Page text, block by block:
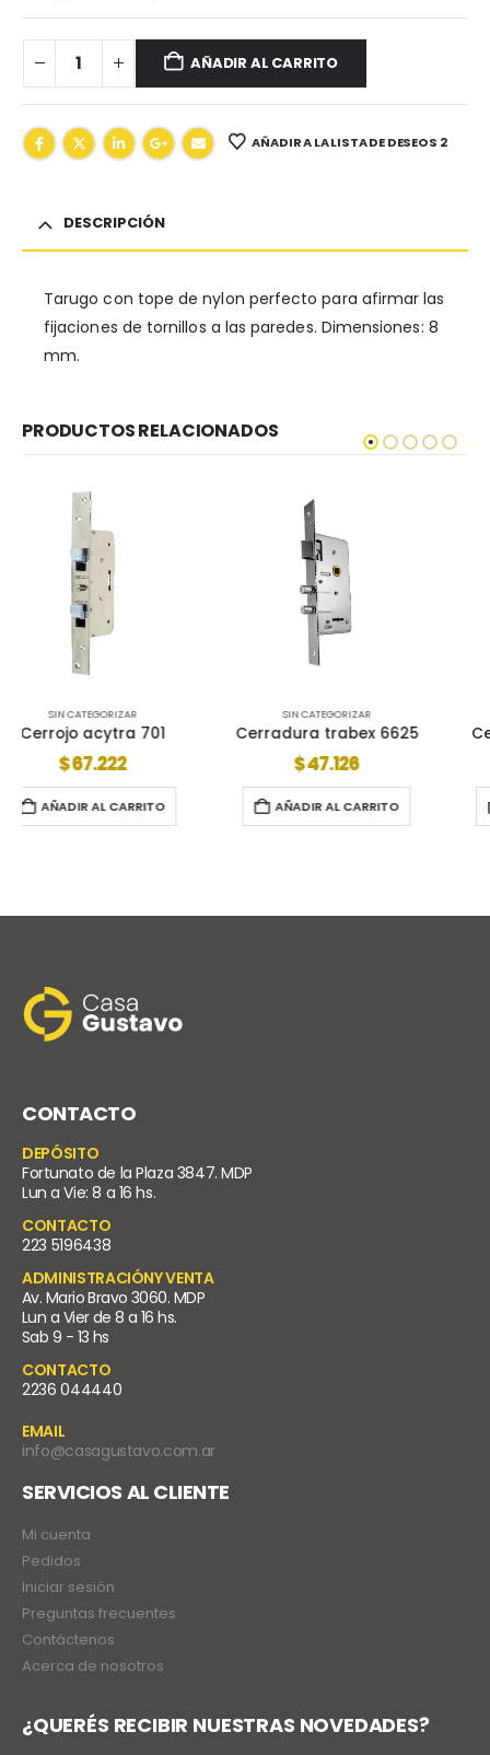
AÑADIR AL CARRITO
AÑADIR A LA LISTA DE DESEOS 2
DESCRIPCIÓN
Tarugo con tope de nylon perfecto para afirmar las
fijaciones de tornillos a las paredes. Dimensiones: 8
mm.
PRODUCTOS RELACIONADOS
SIN CATEGORIZAR
Cerradura trabex 6625
$47.126
AÑADIR AL CARRITO
SIN CATEGORIZAR
Cerradura candex 103
$7.509
AÑADIR AL CARRITO
CONTACTO
DEPÓSITO
Fortunato de la Plaza 3847. MDP
Lun a Vie: 8 a 16 hs.
CONTACTO
223 5196438
ADMINISTRACIÓNY VENTA
Av. Mario Bravo 3060. MDP
Lun a Vier de 8 a 16 hs.
Sab 9 - 13 hs
CONTACTO
2236 044440
EMAIL
info@casagustavo.com.ar
SERVICIOS AL CLIENTE
Mi cuenta
Pedidos
Iniciar sesión
Preguntas frecuentes
Contáctenos
Acerca de nosotros
¿QUERÉS RECIBIR NUESTRAS NOVEDADES?